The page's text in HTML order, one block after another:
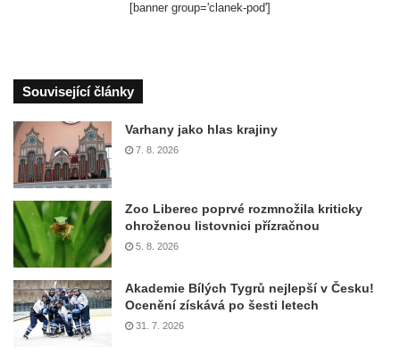
[banner group='clanek-pod']
Související články
Varhany jako hlas krajiny
7. 8. 2026
Zoo Liberec poprvé rozmnožila kriticky
ohroženou listovnici přízračnou
5. 8. 2026
Akademie Bílých Tygrů nejlepší v Česku!
Ocenění získává po šesti letech
31. 7. 2026